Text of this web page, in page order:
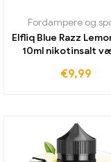
Fordampere og
Elfliq Blue Razz
10ml nikotinsalt
€9,99